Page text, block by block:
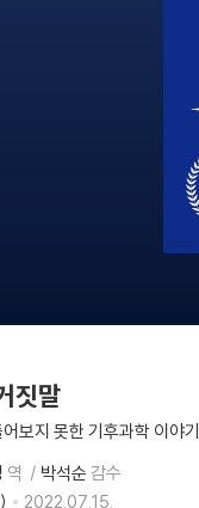
짓말
보지 못한 기후과학 이야기
역 박석순 감수
2022.07.15.